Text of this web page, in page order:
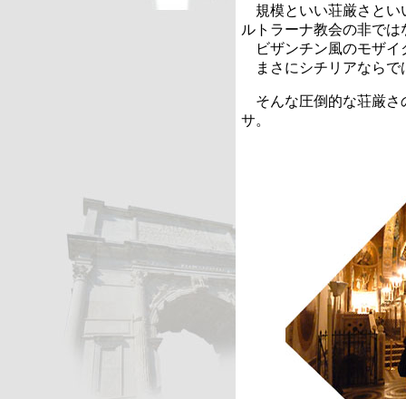
規模といい荘厳さとい
ルトラーナ教会の非では
ビザンチン風のモザイ
まさにシチリアならで
そんな圧倒的な荘厳さ
サ。